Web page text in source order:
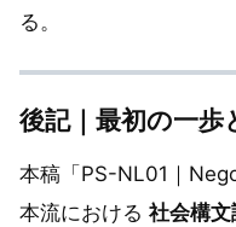
る。
後記｜最初の一歩
本稿「PS-NL01｜
本流における 社会構